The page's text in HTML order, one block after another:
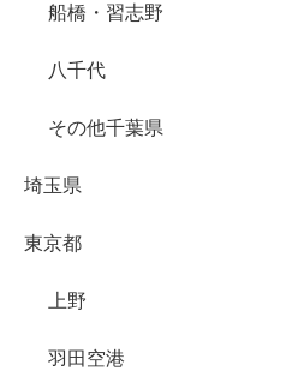
船橋・習志野
八千代
その他千葉県
埼玉県
東京都
上野
羽田空港